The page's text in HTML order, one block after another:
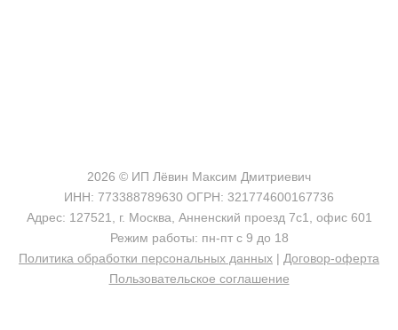
2026 © ИП Лёвин Максим Дмитриевич
ИНН: 773388789630 ОГРН: 321774600167736
Адрес: 127521, г. Москва, Анненский проезд 7с1, офис 601
Режим работы: пн-пт с 9 до 18
Политика обработки персональных данных | Договор-оферта
Пользовательское соглашение